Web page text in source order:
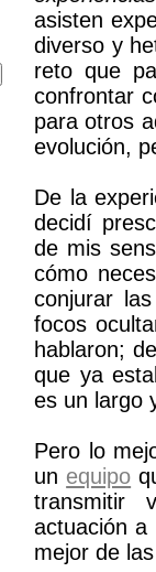
asisten
diverso y
reto que
confrontar
para otros
evolución,
De la
decidí
de mis
cómo
conjurar
focos
hablaron;
que ya
es un largo
Pero lo
un equipo
transmitir
actuación
mejor de